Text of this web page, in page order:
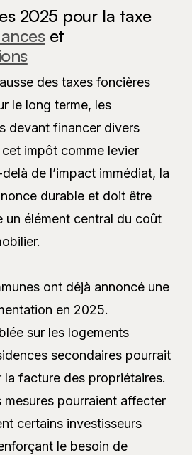
2025 pour la taxe
et
des taxes foncières
le long terme, les
devant financer divers
impôt comme levier
de l’impact immédiat, la
durable et doit être
un élément central du coût
ont déjà annoncé une
en 2025.
sur les logements
secondaires pourrait
la facture des propriétaires.
mesures pourraient affecter
certains investisseurs
le besoin de